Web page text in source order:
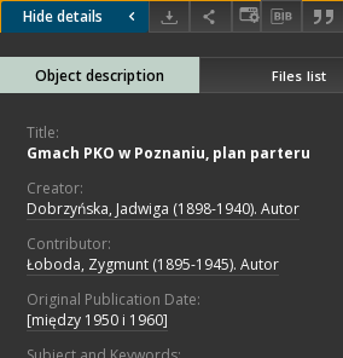
Hide details
Object description Files list
Title:
Gmach PKO w Poznaniu, plan parteru
Creator:
Dobrzyńska, Jadwiga (1898-1940). Autor
Contributor:
Łoboda, Zygmunt (1895-1945). Autor
Original Publication Date:
[między 1950 i 1960]